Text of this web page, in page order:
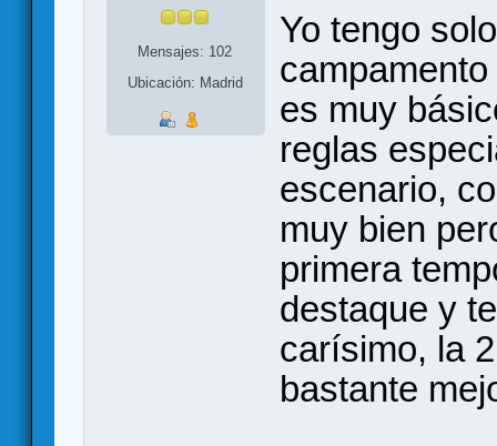
Mensajes: 102
Ubicación: Madrid
Yo tengo
es muy
reglas
escenario,
muy bien
primera
destaque y
carísimo, la
bastante